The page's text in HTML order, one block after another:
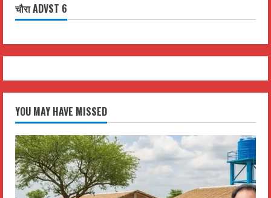
चौरा ADVST 6
YOU MAY HAVE MISSED